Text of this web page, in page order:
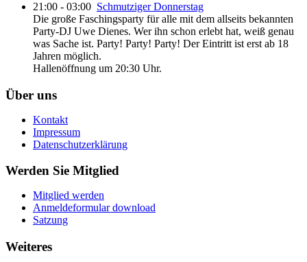
21:00 - 03:00 Schmutziger Donnerstag
Die große Faschingsparty für alle mit dem allseits bekannten
Party-DJ Uwe Dienes. Wer ihn schon erlebt hat, weiß genau
was Sache ist. Party! Party! Party! Der Eintritt ist erst ab 18
Jahren möglich.
Hallenöffnung um 20:30 Uhr.
Über uns
Kontakt
Impressum
Datenschutzerklärung
Werden Sie Mitglied
Mitglied werden
Anmeldeformular download
Satzung
Weiteres